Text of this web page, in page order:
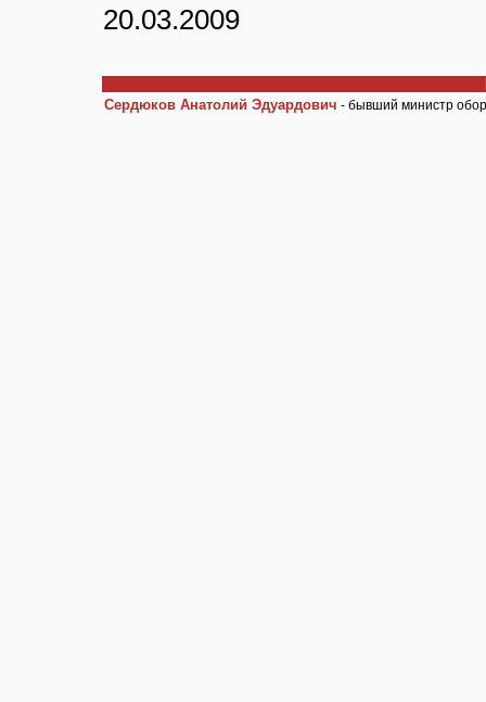
20.03.2009
Сердюков Анатолий Эдуардович - бывший министр